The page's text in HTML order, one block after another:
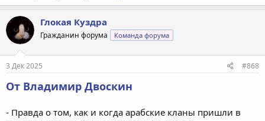
Глокая Куздра
Гражданин форума Команда форума
3 Дек 2025 #868
От Владимир Двоскин
- Правда о том, как и когда арабские кланы пришли в